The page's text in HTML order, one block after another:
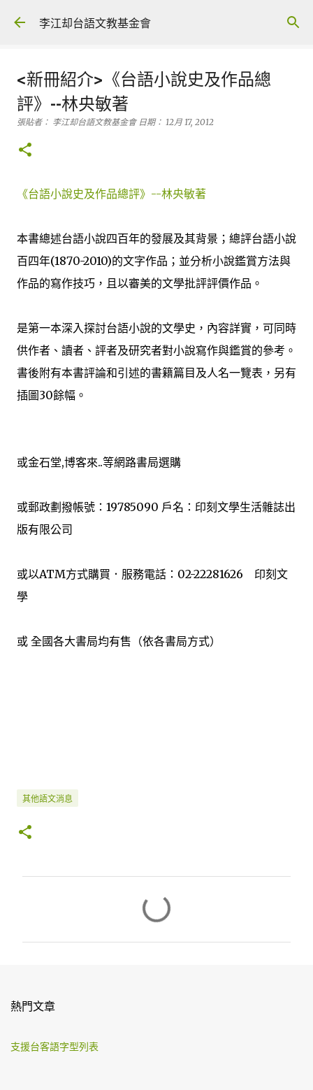
跳到主要內容
李江却台語文教基金會
<新冊紹介>《台語小說史及作品總
評》--林央敏著
張貼者： 李江却台語文教基金會 日期： 12月 17, 2012
《台語小說史及作品總評》--林央敏著
本書總述台語小說四百年的發展及其背景；總評台語小說
百四年(1870-2010)的文字作品；並分析小說鑑賞方法與
作品的寫作技巧，且以審美的文學批評評價作品。
是第一本深入探討台語小說的文學史，內容詳實，可同時
供作者、讀者、評者及研究者對小說寫作與鑑賞的參考。
書後附有本書評論和引述的書籍篇目及人名一覽表，另有
插圖30餘幅。
或金石堂,博客來..等網路書局選購
或郵政劃撥帳號：19785090 戶名：印刻文學生活雜誌出
版有限公司
或以ATM方式購買．服務電話：02-22281626 印刻文
學
或 全國各大書局均有售（依各書局方式）
其他語文消息
熱門文章
支援台客語字型列表